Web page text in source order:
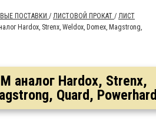
ПОСТАВКИ / ЛИСТОВОЙ ПРОКАТ / ЛИСТ
Hardox, Strenx, Weldox, Domex, Magstrong,
аналог Hardox, Strenx,
Quard,